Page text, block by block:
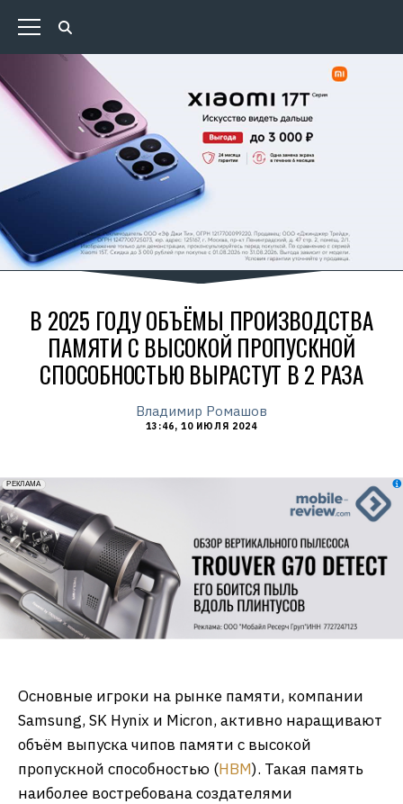
В 2025 ГОДУ ОБЪЁМЫ ПРОИЗВОДСТВА
ПАМЯТИ С ВЫСОКОЙ ПРОПУСКНОЙ
СПОСОБНОСТЬЮ ВЫРАСТУТ В 2 РАЗА
Владимир Ромашов
13:46, 10 ИЮЛЯ 2024
erid: 2VfnxxmNzs5
РЕКЛАМА
Основные игроки на рынке памяти, компании
Samsung, SK Hynix и Micron, активно наращивают
объём выпуска чипов памяти с высокой
пропускной способностью (HBM). Такая память
наиболее востребована создателями